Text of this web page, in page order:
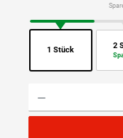
1 Stück 2